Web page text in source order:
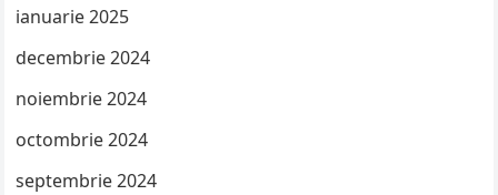
ianuarie 2025
decembrie 2024
noiembrie 2024
octombrie 2024
septembrie 2024